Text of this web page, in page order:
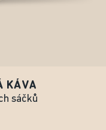
KÁVA
sáčků